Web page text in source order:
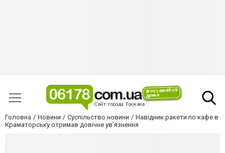
Головна Новини Суспільство новини
Навідник ракети по кафе в
Краматорську отримав довічне ув'язнення